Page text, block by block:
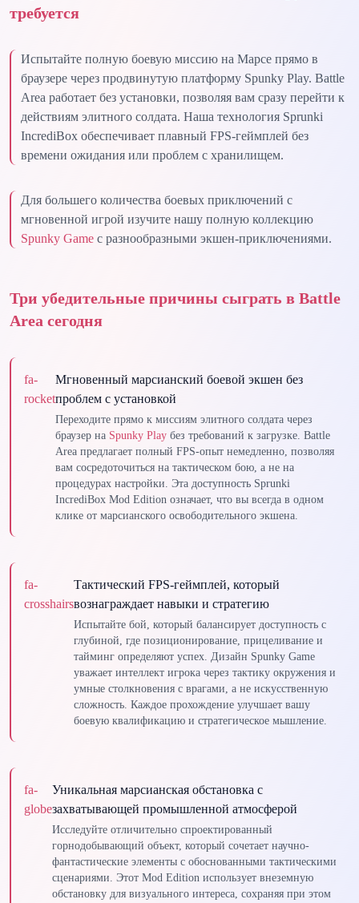
требуется
Испытайте полную боевую миссию на Марсе прямо в
браузере через продвинутую платформу Spunky Play. Battle
Area работает без установки, позволяя вам сразу перейти к
действиям элитного солдата. Наша технология Sprunki
IncrediBox обеспечивает плавный FPS-геймплей без
времени ожидания или проблем с хранилищем.
Для большего количества боевых приключений с
мгновенной игрой изучите нашу полную коллекцию
Spunky Game с разнообразными экшен-приключениями.
Три убедительные причины сыграть в Battle
Area сегодня
fa-
rocket
Мгновенный марсианский боевой экшен без
проблем с установкой
Переходите прямо к миссиям элитного солдата через
браузер на Spunky Play без требований к загрузке. Battle
Area предлагает полный FPS-опыт немедленно, позволяя
вам сосредоточиться на тактическом бою, а не на
процедурах настройки. Эта доступность Sprunki
IncrediBox Mod Edition означает, что вы всегда в одном
клике от марсианского освободительного экшена.
fa-
crosshairs
Тактический FPS-геймплей, который
вознаграждает навыки и стратегию
Испытайте бой, который балансирует доступность с
глубиной, где позиционирование, прицеливание и
тайминг определяют успех. Дизайн Spunky Game
уважает интеллект игрока через тактику окружения и
умные столкновения с врагами, а не искусственную
сложность. Каждое прохождение улучшает вашу
боевую квалификацию и стратегическое мышление.
fa-
globe
Уникальная марсианская обстановка с
захватывающей промышленной атмосферой
Исследуйте отличительно спроектированный
горнодобывающий объект, который сочетает научно-
фантастические элементы с обоснованными тактическими
сценариями. Этот Mod Edition использует внеземную
обстановку для визуального интереса, сохраняя при этом